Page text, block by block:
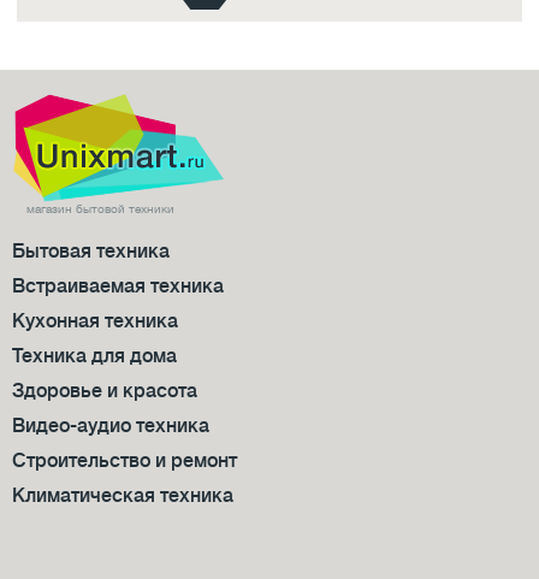
магазин бытовой техники
Бытовая техника
Встраиваемая техника
Кухонная техника
Техника для дома
Здоровье и красота
Видео-аудио техника
Строительство и ремонт
Климатическая техника